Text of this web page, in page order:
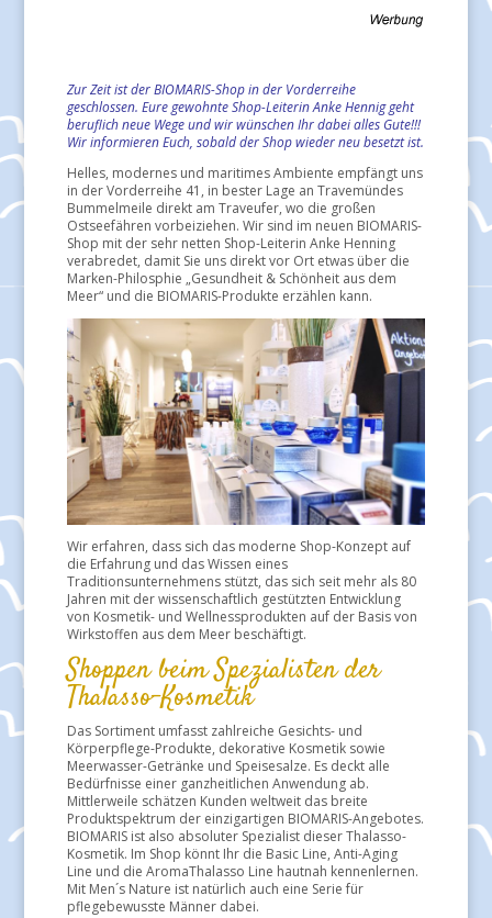
Zur Zeit ist der BIOMARIS-Shop in der Vorderreihe
geschlossen. Eure gewohnte Shop-Leiterin Anke Hennig geht
beruflich neue Wege und wir wünschen Ihr dabei alles Gute!!!
Wir informieren Euch, sobald der Shop wieder neu besetzt ist.
Helles, modernes und maritimes Ambiente empfängt uns
in der Vorderreihe 41, in bester Lage an Travemündes
Bummelmeile direkt am Traveufer, wo die großen
Ostseefähren vorbeiziehen. Wir sind im neuen BIOMARIS-
Shop mit der sehr netten Shop-Leiterin Anke Henning
verabredet, damit Sie uns direkt vor Ort etwas über die
Marken-Philosphie „Gesundheit & Schönheit aus dem
Meer“ und die BIOMARIS-Produkte erzählen kann.
Wir erfahren, dass sich das moderne Shop-Konzept auf
die Erfahrung und das Wissen eines
Traditionsunternehmens stützt, das sich seit mehr als 80
Jahren mit der wissenschaftlich gestützten Entwicklung
von Kosmetik- und Wellnessprodukten auf der Basis von
Wirkstoffen aus dem Meer beschäftigt.
Shoppen beim Spezialisten der
Thalasso-Kosmetik
Das Sortiment umfasst zahlreiche Gesichts- und
Körperpflege-Produkte, dekorative Kosmetik sowie
Meerwasser-Getränke und Speisesalze. Es deckt alle
Bedürfnisse einer ganzheitlichen Anwendung ab.
Mittlerweile schätzen Kunden weltweit das breite
Produktspektrum der einzigartigen BIOMARIS-Angebotes.
BIOMARIS ist also absoluter Spezialist dieser Thalasso-
Kosmetik. Im Shop könnt Ihr die Basic Line, Anti-Aging
Line und die AromaThalasso Line hautnah kennenlernen.
Mit Men´s Nature ist natürlich auch eine Serie für
pflegebewusste Männer dabei.